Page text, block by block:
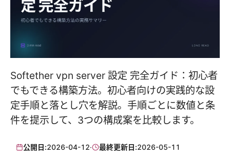
Softether vpn server 設定 完全ガイド：初心者
でもできる構築方法。初心者向けの実践的な設
定手順と落とし穴を解説。手順ごとに数値と条
件を提示して、3つの構成案を比較します。
公開日:2026-04-12· 最終更新日:2026-05-11